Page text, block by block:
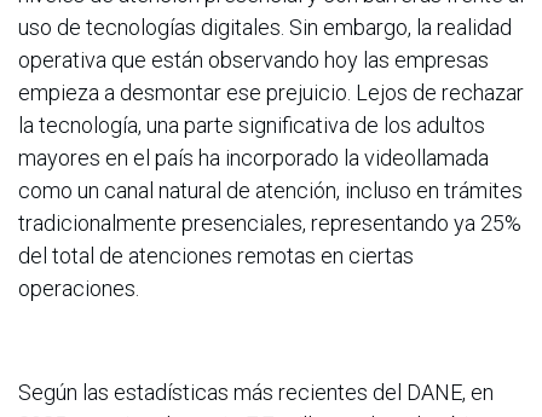
uso de tecnologías digitales. Sin embargo, la realidad
operativa que están observando hoy las empresas
empieza a desmontar ese prejuicio. Lejos de rechazar
la tecnología, una parte significativa de los adultos
mayores en el país ha incorporado la videollamada
como un canal natural de atención, incluso en trámites
tradicionalmente presenciales, representando ya 25%
del total de atenciones remotas en ciertas
operaciones.
Según las estadísticas más recientes del DANE, en